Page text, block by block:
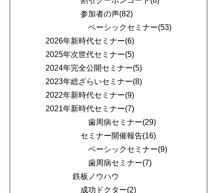
参加者の声(82)
ベーシックセミナー(53)
2026年新時代セミナー(6)
2025年次世代セミナー(5)
2024年完全公開セミナー(5)
2023年総ざらいセミナー(8)
2022年新時代セミナー(9)
2021年新時代セミナー(7)
歯周病セミナー(29)
セミナー開催報告(16)
ベーシックセミナー(9)
歯周病セミナー(7)
鉄板ノウハウ
成功ドクター(2)